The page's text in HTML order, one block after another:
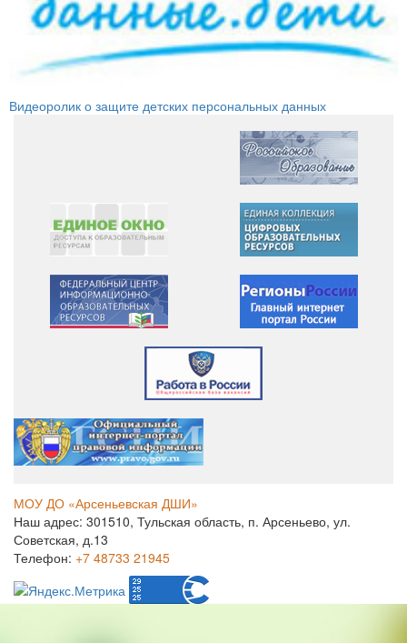
Видеоролик о защите детских персональных данных
МОУ ДО «Арсеньевская ДШИ»
Наш адрес: 301510, Тульская область, п. Арсеньево, ул.
Советская, д.13
Телефон: +7 48733 21945